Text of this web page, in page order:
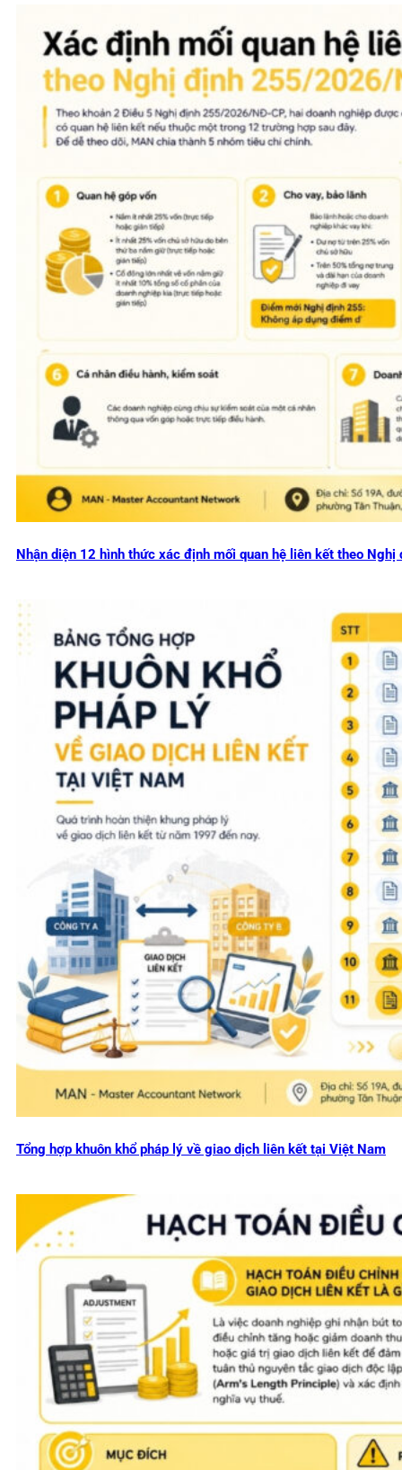
Nhận diện 12 hình thức xác định mối quan hệ liên kết theo
Tổng hợp khuôn khổ pháp lý về giao dịch liên kết tại Việt Nam